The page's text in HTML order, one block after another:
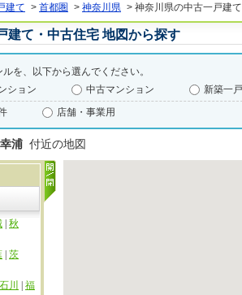
建て > 首都圏 > 神奈川県 > 神奈川県の中古一戸建
建て・中古住宅 地図から探す
を、以下から選んでください。
ション 中古マンション
新築一
店舗・事業用
浦 付近の地図
秋
茨
石川
福